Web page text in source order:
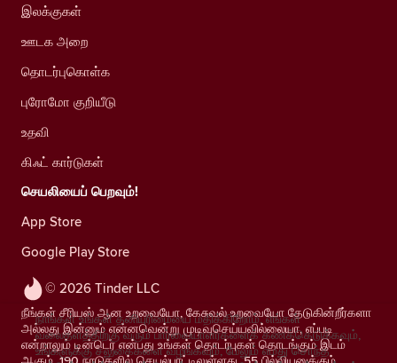
© 2026 Tinder LLC
நீங்கள் சீரியஸ் ஆன உறவையோ, கேசுவல் உறவையோ தேடுகின்றீர்களா
அல்லது இன்னும் என்னவென்று முடிவுசெய்யவில்லையா, எப்படி
என்றாலும் டின்டெர் என்பது உங்கள் தொடர்புகள் தொடங்கும் இடம்
இலக்குகள்
ஊடக அறை
தொடர்புகொள்க
புரோமோ குறியீடு
உதவி
கிஃட் கார்டுகள்
செயலியைப் பெறவும்!
App Store
Google Play Store
நாங்கள் உங்கள் தனியுரிமையை மதிக்கிறோம். எங்கள்
வலைதளத்திற்கு வரும் பார்வையாளர்களைக் கணக்கெடுக்கவும்,
உங்களுக்கு சலுகைகளை வழங்கவும், மேலும் எமது சொந்த